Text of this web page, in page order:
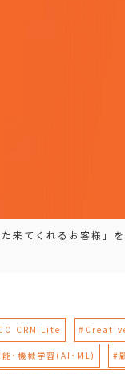
来てくれるお客様」
CRM Lite
･機械学習(AI･ML) #